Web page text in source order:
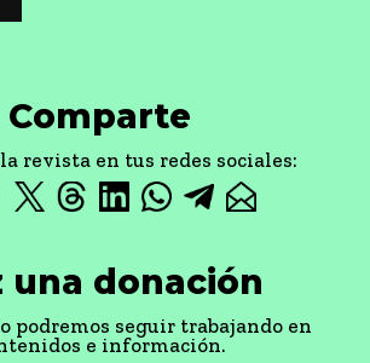
Comparte
revista en tus redes sociales:
una donación
podremos seguir trabajando en
e información.